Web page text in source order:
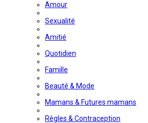
Amour
Sexualité
Amitié
Quotidien
Famille
Beauté & Mode
Mamans & Futures mamans
Règles & Contraception